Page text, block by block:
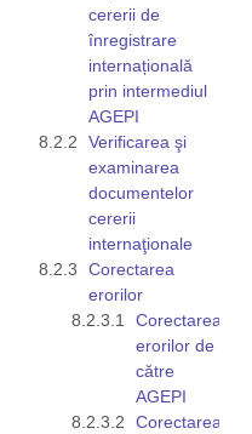
cererii de
înregistrare
internațională
prin intermediul
AGEPI
Verificarea şi
examinarea
documentelor
cererii
internaţionale
Corectarea
erorilor
Corectarea
erorilor de
către
AGEPI
Corectarea